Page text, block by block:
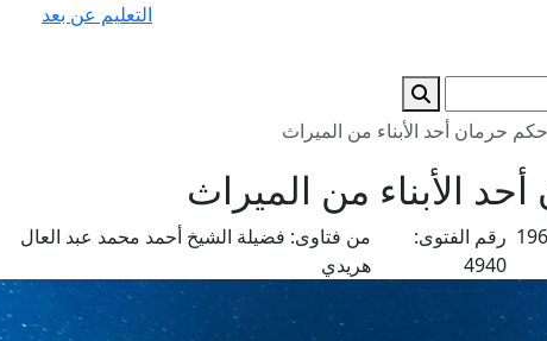
التعليم عن بعد
حكم حرمان أحد الأبناء من الميراث
الأبناء من الميراث
1966 رقم الفتوى:
4940
من فتاوى: فضيلة الشيخ أحمد محمد عبد العال
هريدي